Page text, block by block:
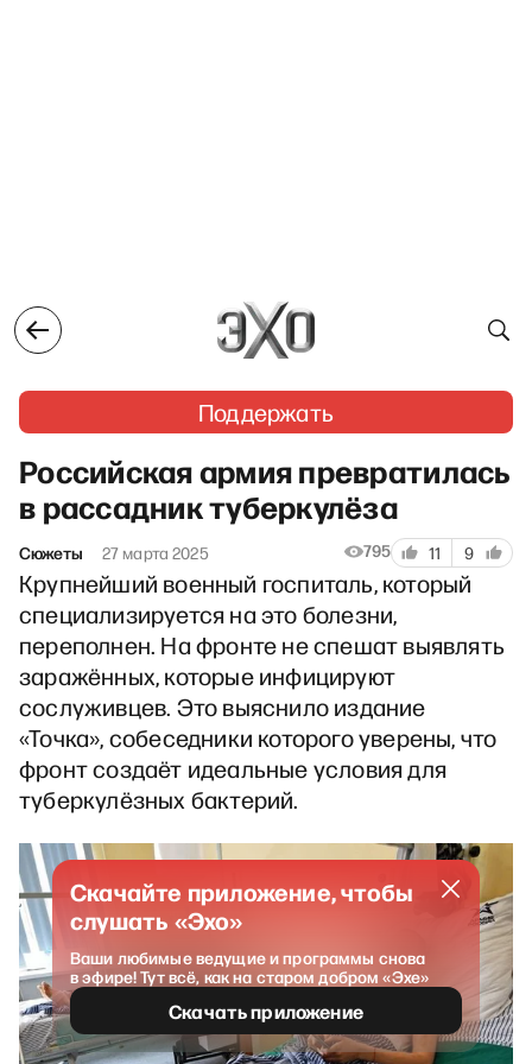
Поддержать
Российская армия превратилась
в рассадник туберкулёза
Сюжеты 27 марта 2025 795 11 9
Крупнейший военный госпиталь, который
специализируется на это болезни,
переполнен. На фронте не спешат выявлять
заражённых, которые инфицируют
сослуживцев. Это выяснило издание
«Точка», собеседники которого уверены, что
фронт создаёт идеальные условия для
туберкулёзных бактерий.
Скачайте приложение, чтобы
слушать «Эхо»
Ваши любимые ведущие и программы снова
в эфире! Тут всё, как на старом добром «Эхе»
Скачать приложение